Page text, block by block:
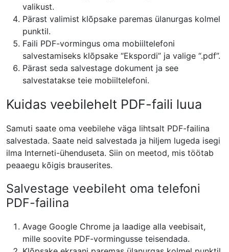
valikust.
Pärast valimist klõpsake paremas ülanurgas kolmel
punktil.
Faili PDF-vormingus oma mobiiltelefoni
salvestamiseks klõpsake “Ekspordi” ja valige “.pdf”.
Pärast seda salvestage dokument ja see
salvestatakse teie mobiiltelefoni.
Kuidas veebilehelt PDF-faili luua
Samuti saate oma veebilehe väga lihtsalt PDF-failina
salvestada. Saate neid salvestada ja hiljem lugeda isegi
ilma Interneti-ühenduseta. Siin on meetod, mis töötab
peaaegu kõigis brauserites.
Salvestage veebileht oma telefoni
PDF-failina
Avage Google Chrome ja laadige alla veebisait,
mille soovite PDF-vormingusse teisendada.